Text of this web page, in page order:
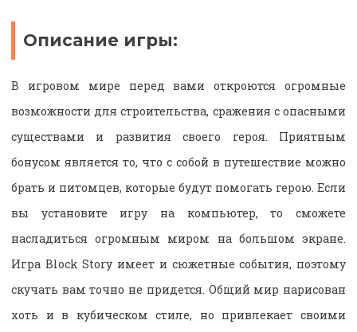
Описание игры:
В игровом мире перед вами откроются огромные
возможности для строительства, сражения с опасными
существами и развития своего героя. Приятным
бонусом является то, что с собой в путешествие можно
брать и питомцев, которые будут помогать герою. Если
вы установите игру на компьютер, то сможете
насладиться огромным миром на большом экране.
Игра Block Story имеет и сюжетные события, поэтому
скучать вам точно не придется. Общий мир нарисован
хоть и в кубическом стиле, но привлекает своими